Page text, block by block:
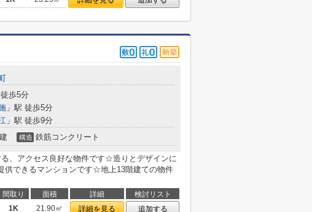
徒歩5分
」駅 徒歩5分
」駅 徒歩9分
構造 鉄筋コンクリート
、アクセス良好な物件です☆造りとデザインに
供できるマンションです☆地上13階建ての物件
間取り 面積 詳細
検討リスト
1K 21.90㎡ 詳細を見る
追加する